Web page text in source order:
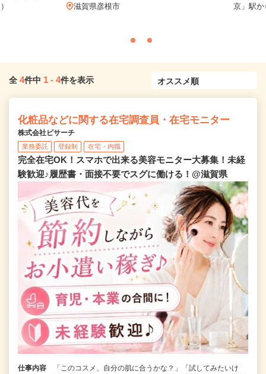
滋賀県彦根市
京」駅
全 4件中 1 - 4件を表示
化粧品などに関する在宅調査員・在宅モニター
株式会社ビサーチ
業務委託 登録制 在宅・内職
完全在宅OK！スマホで出来る美容モニター大募集！未経
験歓迎♪履歴書・面接不要でスグに働ける！@滋賀県
仕事内容
「このコスメ、自分の肌に合うかな？」「試してみたいけ